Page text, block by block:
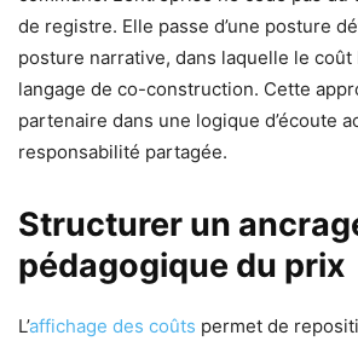
de registre. Elle passe d’une posture
posture narrative, dans laquelle le
langage de co-construction. Cette
partenaire dans une logique d’écoute
responsabilité partagée.
Structurer un
pédagogique du prix
L’affichage des coûts permet de